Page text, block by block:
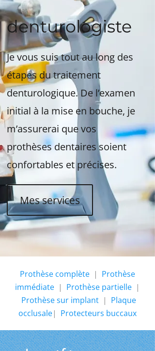
denturologiste
Je vous suis tout au long des
étapes du traitement
denturologique. De l’examen
initial à la mise en bouche, je
m’assurerai que vos
prothèses dentaires soient
confortables et précises.
Mes services
Prothèse complète | Prothèse
immédiate | Prothèse partielle |
Prothèse sur implant | Plaque
occlusale| Protecteurs buccaux